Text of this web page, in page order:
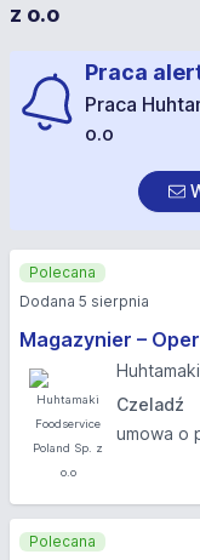
z o.o
Praca
Praca
o.o
Magazynier –
Czeladź
umowa o
Polecana
Dodana 5 sierpnia
Polecana